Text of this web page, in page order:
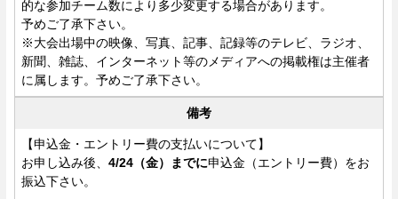
的な参加チーム数により多少変更する場合があります。
予めご了承下さい。
※大会出場中の映像、写真、記事、記録等のテレビ、ラジオ、
新聞、雑誌、インターネット等のメディアへの掲載権は主催者
に属します。予めご了承下さい。
備考
【申込金・エントリー費の支払いについて】
お申し込み後、 4/24（金）までに申込金（エントリー費）をお
振込下さい。